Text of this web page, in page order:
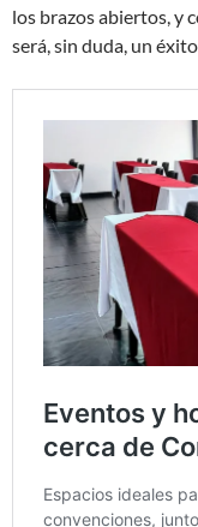
los brazos abiertos, y
será, sin duda, un